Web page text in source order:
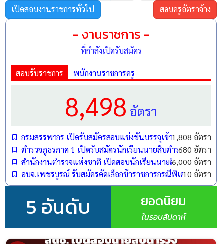
สำนักงานคณะกรรมการข้าราชการกรุงเทพมหานคร
(สำนักงาน ก.ก.) ประกาศรับสมัครคัดเลือกบุคคลเพื่อบรรจุ
และแต่งตั้งเป็นข้าราชการกรุงเทพมหานครสามัญ สังกัด
สำนักการแพทย์ ในตำแหน่งประเภททั่วไปและประเภท
วิชาการ รวมทั้งสิ้น 393 อัตรา โดยมีรายละเอียดดังนี้ครับ
ตำแหน่งที่เปิดรับสมัคร (รวม 393 อัตรา)
1. ตำแหน่งประเภททั่วไป ระดับปฏิบัติงาน (10 อัตรา)
ชื่อตำแหน่ง จำนวนอัตรา
เปิดสอบงานราชการทั่วไป
สอบครูอัตราจ้าง
- งานราชการ -
ที่กำลังเปิดรับสมัคร
สอบรับราชการ พนักงานราชการครู
8,498 อัตรา
กรมสรรพากร เปิดรับสมัครสอบแข่งขันบรรจุเข้ารับราชการ
1,808 อัตรา
ตำรวจภูธรภาค 1 เปิดรับสมัครนักเรียนนายสิบตำรวจ (นสต.)
680 อัตรา
สำนักงานตำรวจแห่งชาติ เปิดสอบนักเรียนนายสิบตำรวจ (นส
6,000 อัตรา
อบจ.เพชรบูรณ์ รับสมัครคัดเลือกข้าราชการกรณีพิเศษ ตำแห
10 อัตรา
5 อันดับ ยอดนิยม
ในรอบสัปดาห์